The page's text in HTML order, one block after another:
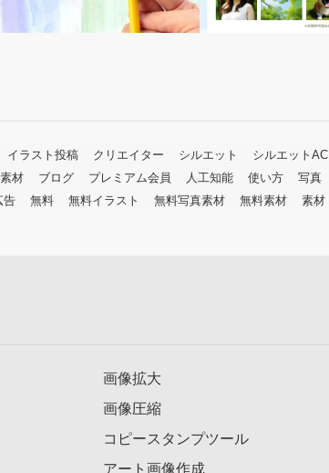
イラスト投稿 クリエイター シルエット シルエットAC
材 ブログ プレミアム会員 人工知能 使い方 写真
告 無料 無料イラスト 無料写真素材 無料素材 素材
画像拡大
画像圧縮
コピースタンプツール
アート画像作成